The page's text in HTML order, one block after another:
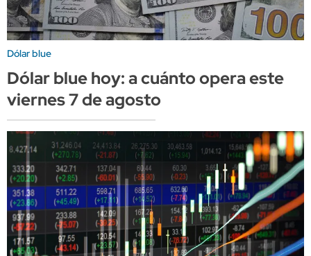
Dólar blue
Dólar blue hoy: a cuánto opera este
viernes 7 de agosto